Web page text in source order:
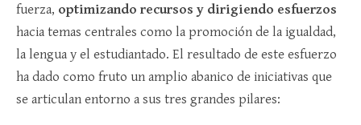
fuerza, optimizando recursos y dirigiendo esfuerzos
hacia temas centrales como la promoción de la igualdad,
la lengua y el estudiantado. El resultado de este esfuerzo
ha dado como fruto un amplio abanico de iniciativas que
se articulan entorno a sus tres grandes pilares: